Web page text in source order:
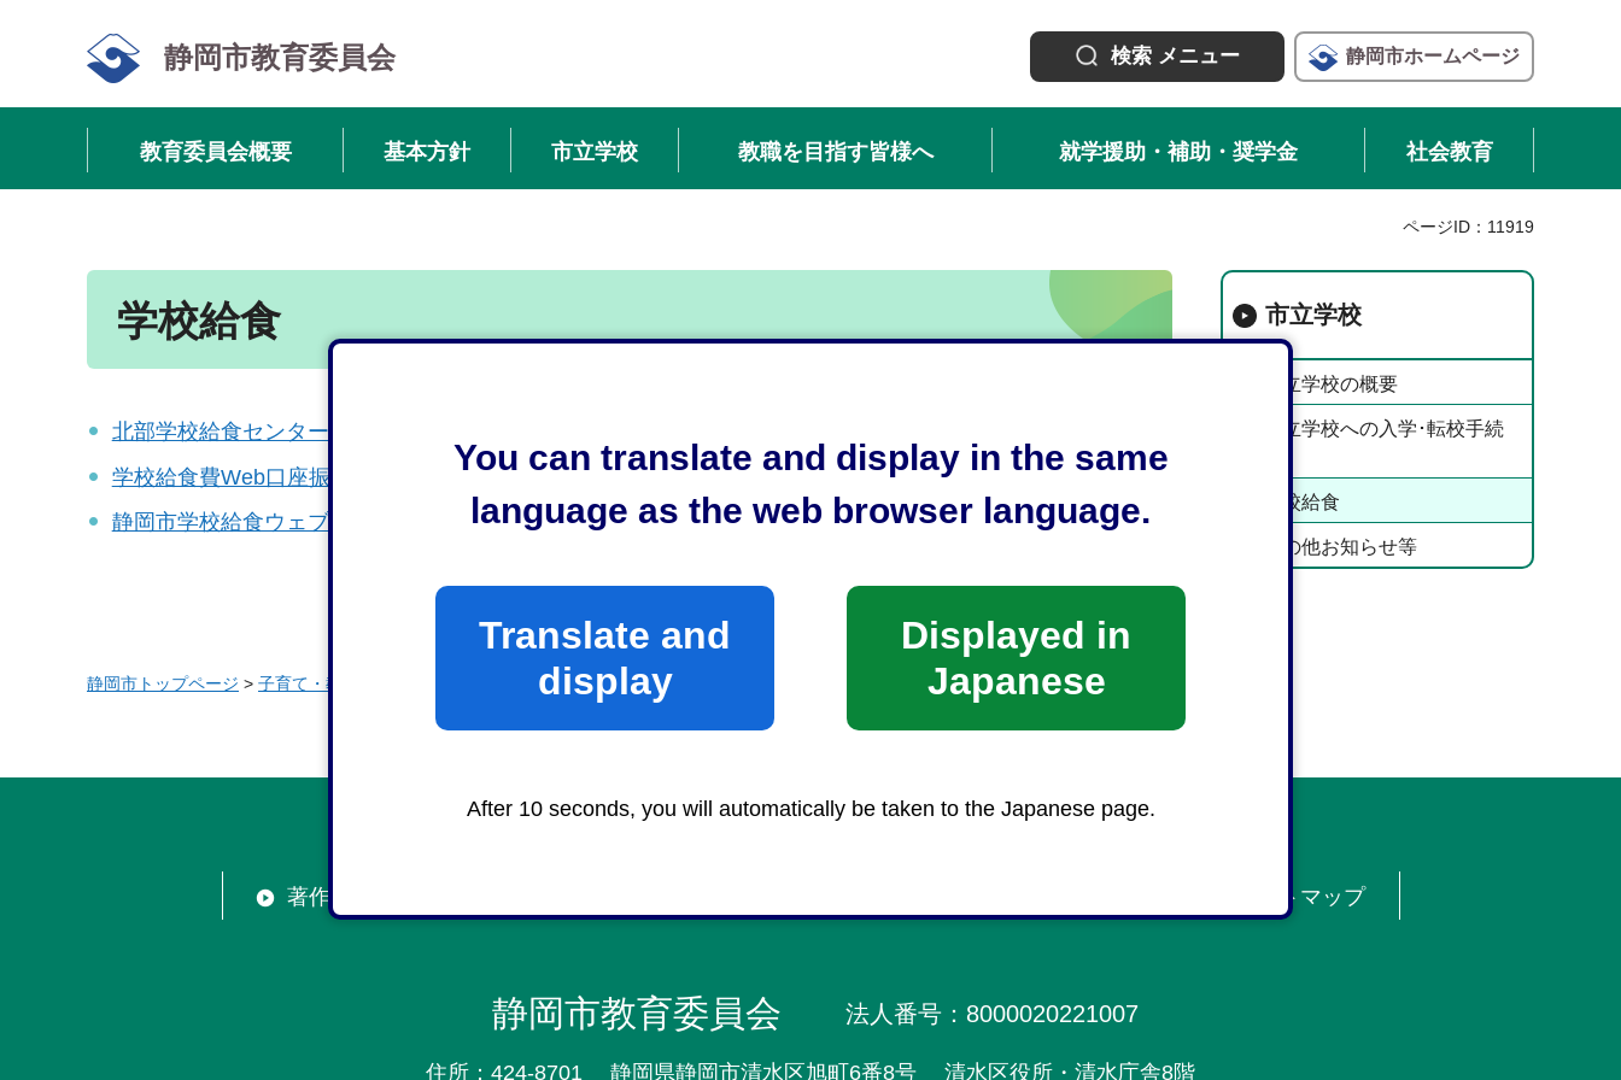
You can translate and display in the same
language as the web browser language.
Translate and
display
Displayed in
Japanese
After 10 seconds, you will automatically be taken to the Japanese page.
静岡市教育委員会 検索メニュー 静岡市ホームページ
教育委員会概要 基本方針 市立学校 教職を目指す皆様へ 就学援助・補助・奨学金 社会教育
ページID：11919
学校給食
北部学校給食センター建替整備等事業
学校給食費Web口座振替受付サービス
静岡市学校給食ウェブサイト「しょっかんくんとおいしい静岡いただきます！」
市立学校
市立学校の概要
市立学校への入学･転校手続
学校給食
その他お知らせ等
静岡市トップページ > 子育て・教育 市立学校> 学校給食
著作権・リンク サイトマップ
静岡市教育委員会 法人番号：8000020221007
住所：424-8701 静岡県静岡市清水区旭町6番8号 清水区役所・清水庁舎8階